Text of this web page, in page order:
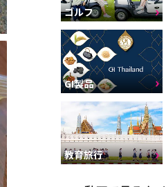
ゴルフ
GI製品
教育旅行